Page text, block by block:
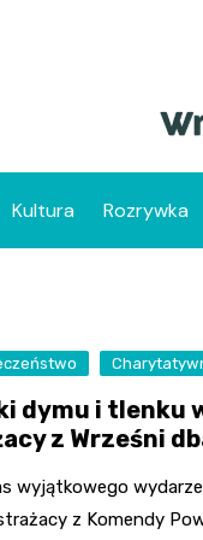
Kultura Rozrywka
dymu i tlenku
z Wrześni
wyjątkowego
z Komendy